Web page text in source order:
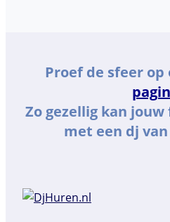
Proef de sfeer op
Zo gezellig kan
met een dj